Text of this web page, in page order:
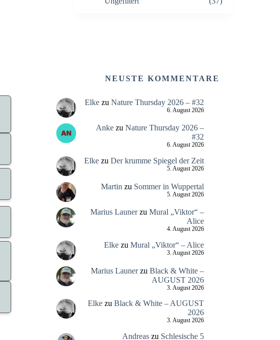
NEUSTE KOMMENTARE
Elkezu Nature Thursday 2026 – #32
6. August 2026
Ankezu Nature Thursday 2026 –
#32
6. August 2026
Elkezu Der krumme Spiegel der Zeit
5. August 2026
Martin zu Sommer in Wuppertal
5. August 2026
Marius Launerzu Mural „Viktor“ –
Alice
4. August 2026
Elkezu Mural „Viktor“ – Alice
3. August 2026
Marius Launerzu Black & White –
AUGUST 2026
3. August 2026
Elkezu Black & White – AUGUST
2026
3. August 2026
Andreaszu Schlesische 5